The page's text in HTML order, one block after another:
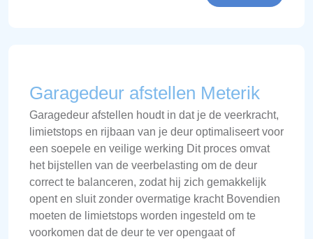
Garagedeur afstellen Meterik
Garagedeur afstellen houdt in dat je de veerkracht,
limietstops en rijbaan van je deur optimaliseert voor
een soepele en veilige werking Dit proces omvat
het bijstellen van de veerbelasting om de deur
correct te balanceren, zodat hij zich gemakkelijk
opent en sluit zonder overmatige kracht Bovendien
moeten de limietstops worden ingesteld om te
voorkomen dat de deur te ver opengaat of